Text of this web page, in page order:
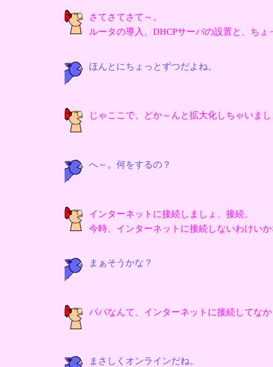
さてさてさて～。
ルータの導入、DHCPサーバの設置と、ち
ほんとにちょっとずつだよね。
じゃここで、どか～んと拡大化しちゃいま
へ～。何をするの？
インターネットに接続しましょ、接続。
今時、インターネットに接続しないわけい
まぁそうかな？
パパなんて、インターネットに接続してな
まさしくオンラインだね。